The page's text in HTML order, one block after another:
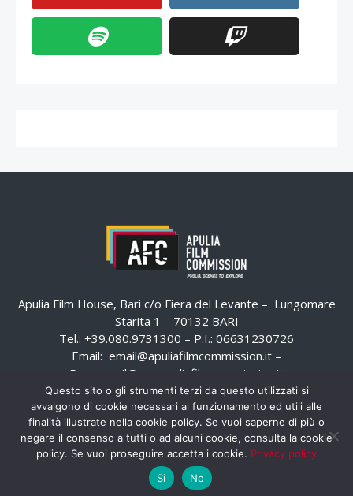
Apulia Film House, Bari c/o Fiera del Levante – Lungomare
Starita 1 – 70132 BARI
Tel.: +39.080.9731300 – P.I.: 06631230726
Email: email@apuliafilmcommission.it –
Pec:
email@pec.apuliafilmcommission.it
Questo sito o gli strumenti terzi da questo utilizzati si
avvalgono di cookie necessari al funzionamento ed utili alle
finalità illustrate nella cookie policy. Se vuoi saperne di più o
negare il consenso a tutti o ad alcuni cookie, consulta la cookie
policy. Se vuoi proseguire accetta i cookie. Privacy policy
Si
No